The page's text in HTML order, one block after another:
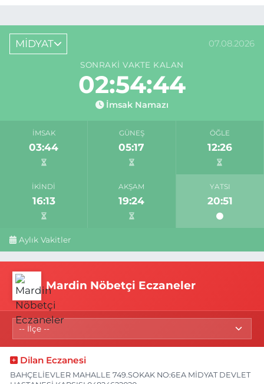
MİDYAT 07.08.2026
SONRAKI VAKTE KALAN
02:54:44
İmsak Namazı
İMSAK
03:44
GÜNEŞ
05:17
ÖĞLE
12:26
İKINDI
16:13
AKŞAM
19:24
YATSI
20:51
Aylık Vakitler
Mardin Nöbetçi Eczaneler
Dilan Eczanesi
BAHÇELİEVLER MAHALLE 749.SOKAK NO:6EA MİDYAT DEVLET